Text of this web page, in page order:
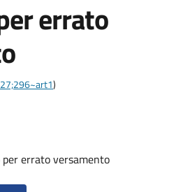
errato
)
errato versamento